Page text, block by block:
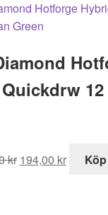
priset
var:
priset
12
kr
ursprungliga
194,00 kr